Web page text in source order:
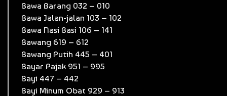
Bawa Barang 032 – 010
Bawa Jalan-jalan 103 – 102
Bawa Nasi Basi 106 – 141
Bawang 619 – 612
Bawang Putih 445 – 401
Bayar Pajak 951 – 995
Bayi 447 – 442
Bayi Minum Obat 929 – 913